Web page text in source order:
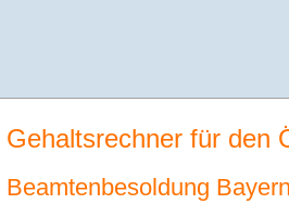
Gehaltsrechner für den
Beamtenbesoldung